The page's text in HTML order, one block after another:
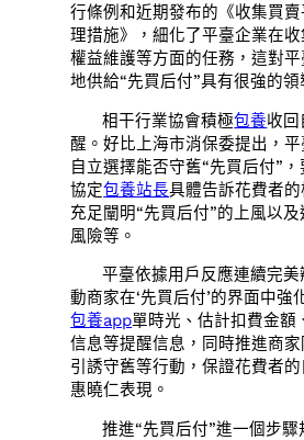
行條例和近期發布的《收集買
理措施》，細化了平臺企業在
權益維護等方面的任務，這對
地供給“先買后付”具有很強的領
相干行業協會積極包養收回
醒。好比上海市消保委提出，
自立選擇能否守舊“先買后付”
協定包養站長具體告訴花費者
充足闡明“先買后付”的上風以
風險等。
平臺依據用戶反應連續完美
動商家在‘先買后付’的界面中強
包養app單時光、估計扣費金額
信息等提醒信息，同時推進商家
引誘守舊等行動，保證花費者
惠曉仁表現。
推進“先買后付”進一個步驟